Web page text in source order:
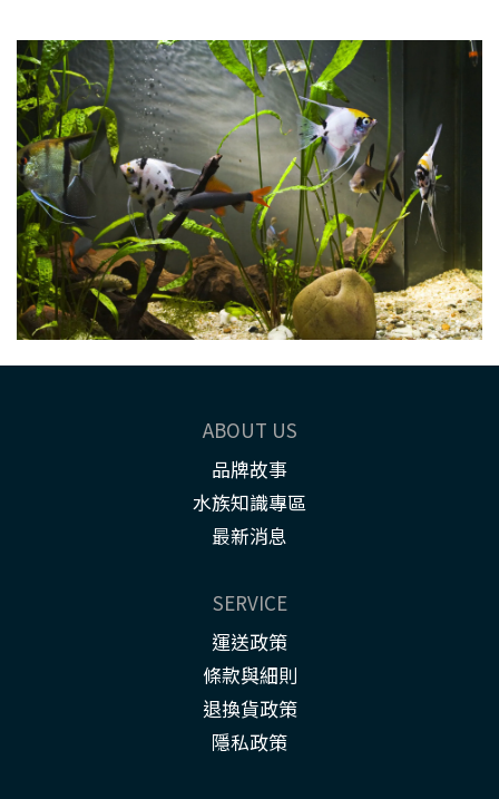
ABOUT US
品牌故事
水族知識專區
最新消息
SERVICE
運送政策
條款與細則
退換貨政策
隱私政策